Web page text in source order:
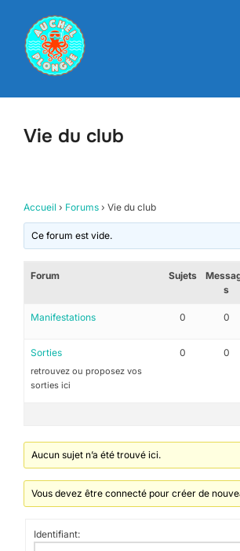
contenu
Vie du club
Accueil › Forums › Vie du club
Ce forum est vide.
Forum Sujets
s
Manifestations 0 0
Sorties
retrouvez ou proposez vos
sorties ici
0 0
Aucun sujet n’a été trouvé ici.
Vous devez être connecté pour créer de
Identifiant: